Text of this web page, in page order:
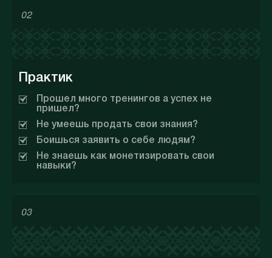
02
Практик
Прошел много тренингов а успех не
пришел?
Не умеешь продать свои знания?
Боишься заявить о себе людям?
Не знаешь как монетизировать свои
навыки?
03